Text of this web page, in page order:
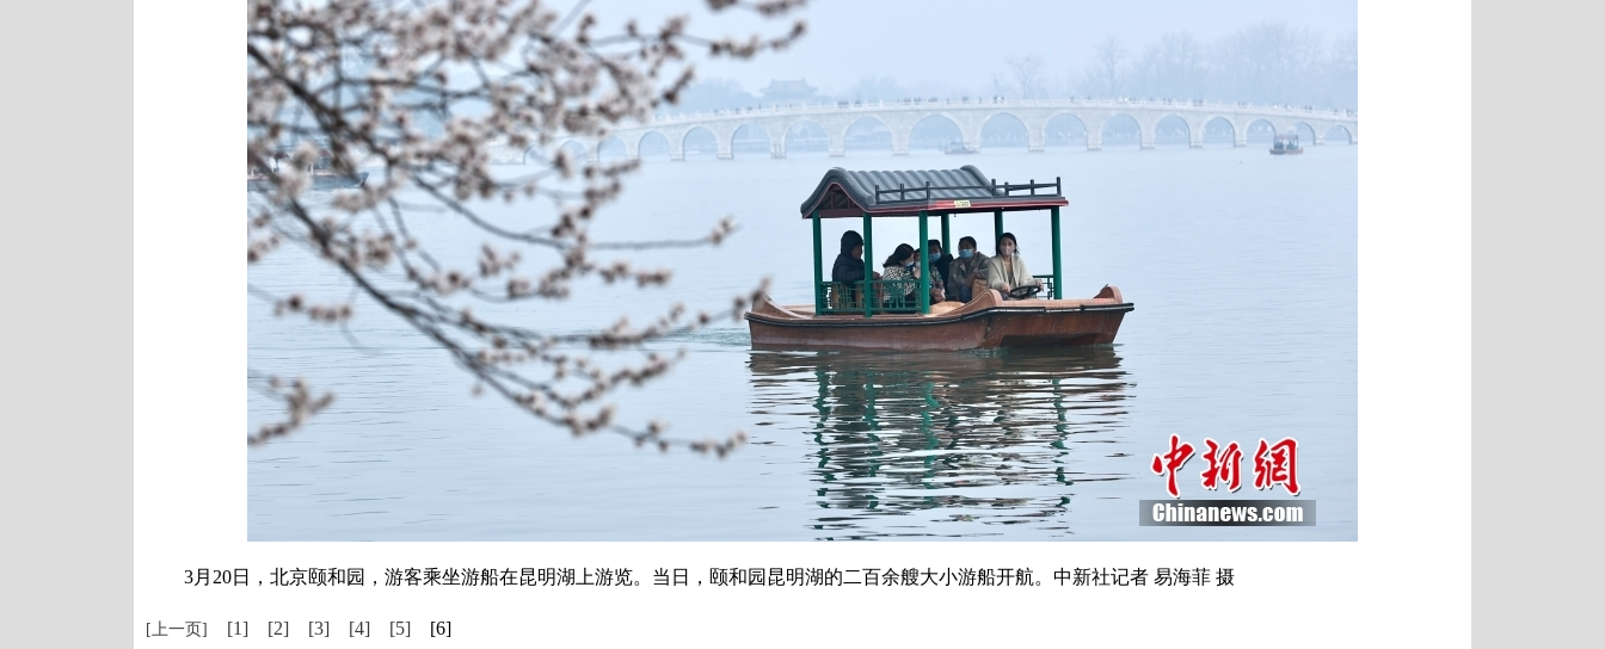
3月20日，北京颐和园，游客乘坐游船在昆明湖上游览。当日，颐和园昆明湖的二百余艘大小游船开航。中新社记者 易海菲 摄
[上一页] [1] [2] [3] [4] [5] [6]